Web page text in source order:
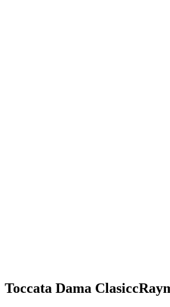
Toccata Dama Clasicc